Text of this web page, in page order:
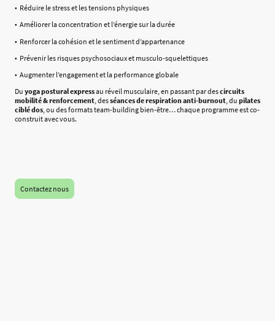
• Réduire le stress et les tensions physiques
• Améliorer la concentration et l’énergie sur la durée
• Renforcer la cohésion et le sentiment d’appartenance
• Prévenir les risques psychosociaux et musculo-squelettiques
• Augmenter l’engagement et la performance globale
Du yoga postural expressau réveil musculaire, en passant par descircuits
mobilité & renforcement, desséances de respiration anti-burnout, du pilates
ciblé dos, ou des formats team-building bien-être… chaque programme est co-
construit avec vous.
Contactez nous